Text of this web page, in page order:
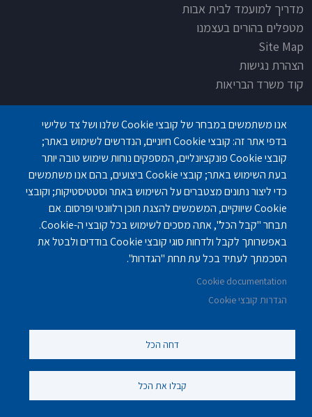
מדריך למועמד לבית אבות
מטפלים בהורים בעצמנו
Site Map
הצהרת נגישות
קוד משרד הבריאות
Nursinghouse type
בית אבות בהרצליה
בית אבות לתשושי נפש
בית אבות לתשושים
בית אבות סיעודי
בתי אבות - דיור מוגן
בתי אבות - סיעודי מורכב
בתי אבות - סיעודיים
בתי אבות - תשושי נפש
בתי אבות - תשושים / עצמאיים
בתי אבות לפי אזורים
בתי אבות באזור ירושלים
בתי אבות באיזור השרון
אנו משתמשים במבחר של קובצי Cookie שלנו ושל צד שלישי
בדפי אתר זה: קובצי Cookie חיוניים, הנדרשים לשימוש באתר;
קובצי Cookie פונקציונליים, המספקים נוחות שימוש טובה יותר
בעת השימוש באתר; קובצי Cookie ביצועים, בהם אנו משתמשים
כדי ליצור נתונים מצטברים על השימוש באתר וסטטיסטיקות; וקובצי
Cookie שיווקיים, המשמשים להצגת תוכן רלוונטי ופרסום. אם
תבחר "קבל הכל", אתה מסכים לשימוש בכל קובצי ה-Cookie.
באפשרותך לקבל ולדחות סוגי קובצי Cookie בודדים ולבטל את
הסכמתך לעתיד בכל עת תחת "הגדרות".
Cookie documentation
הגדרות קובצי Cookie
דחה הכל
קבלו את הכל